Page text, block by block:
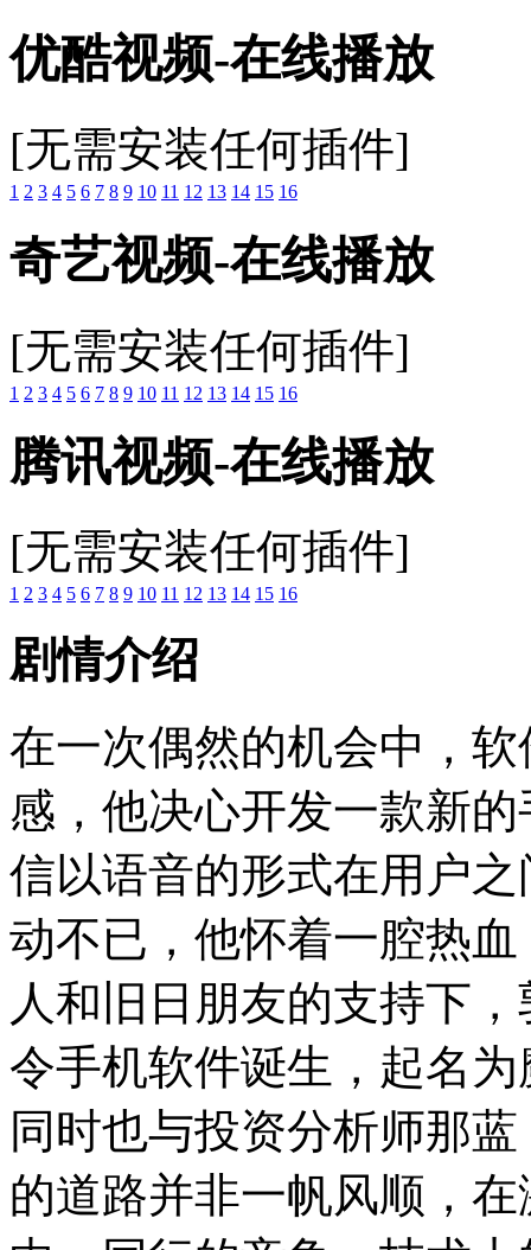
优酷视频-在线播放
[无需安装任何插件]
1 2 3 4 5 6 7 8 9 10 11 12 13 14 15 16
奇艺视频-在线播放
[无需安装任何插件]
1 2 3 4 5 6 7 8 9 10 11 12 13 14 15 16
腾讯视频-在线播放
[无需安装任何插件]
1 2 3 4 5 6 7 8 9 10 11 12 13 14 15 16
剧情介绍
在一次偶然的机会中，
感，他决心开发一款新
信以语音的形式在用户
动不已，他怀着一腔热
人和旧日朋友的支持下
令手机软件诞生，起名
同时也与投资分析师那
的道路并非一帆风顺，